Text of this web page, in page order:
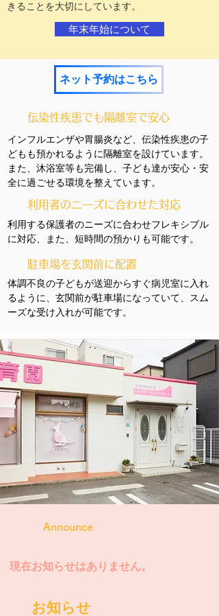
きることを大切にしています。
年末年始について
ネット予約はこちら
伝染性疾患でも隔離室で安心
インフルエンザや胃腸炎など、伝染性疾患の子
どもも預かれるように隔離室を設けています。
また、沐浴室等も完備し、子ども達が安心・安
全に過ごせる環境を整えています。
利用者のニーズに合わせた対応
​利用する保護者のニーズに合わせフレキシブル
に対応、また、短時間の預かりも可能です。
駐車場を玄関前に配置
体調不良の子どもが送迎からすぐ病児室に入れ
るように、玄関前が駐車場になっていて、スム
ーズな受け入れが可能です。
Announce
現在お知らせはありません。
お知らせ